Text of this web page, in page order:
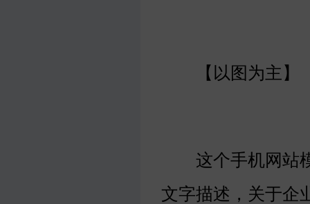
【以图为主】
这个手机网站模
文字描述，关于企